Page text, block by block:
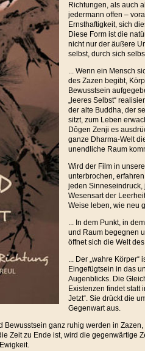
Richtungen, als auch
jedermann offen –
Ernsthaftigkeit, sich
Diese Form ist die
nicht nur der äußere
selbst, durch sich
... Wenn ein Mensch
des Zazen begibt,
Bewusstsein
„leeres Selbst“
der alte Buddha, der
sitzt, zum Leben
Dôgen Zenji es
ganze Dharma-Welt
unendliche Raum
Wird der Film in
unterbrochen,
jeden Sinneseindruck,
Wesensart der
Weise leben, wie neu
... In dem Punkt, in
und Raum begegnen
öffnet sich die Welt
... Der „wahre Körper“
Eingefügtsein in das
Augenblicks. Die
Existenzen findet statt
Jetzt“. Sie drückt die
Gegenwart aus.
Bewusstsein ganz ruhig werden in
Zeit zu Ende ist, wird die gegenwärtige